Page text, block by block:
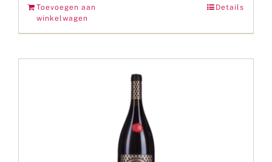
Toevoegen aan
winkelwagen
Details